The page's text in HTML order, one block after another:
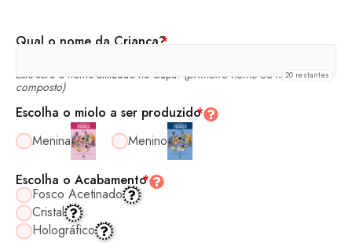
*
Qual o nome da Criança?
Este será o nome utilizado na Capa! (primeiro nome ou nome
composto)
20 restantes
*
Escolha o miolo a ser produzido
Menina
Menino
*
Escolha o Acabamento
Fosco Acetinado
Cristal
Holográfico